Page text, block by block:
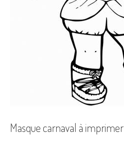
Masque carnaval à imprimer